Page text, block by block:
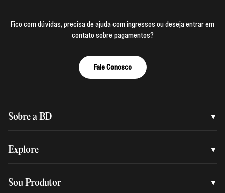
Fico com dúvidas, precisa de ajuda com ingressos ou deseja entrar em
contato sobre pagamentos?
Fale Conosco
Sobre a BD
Quem somos
Explore
Assessoria de imprensa
Sou Produtor